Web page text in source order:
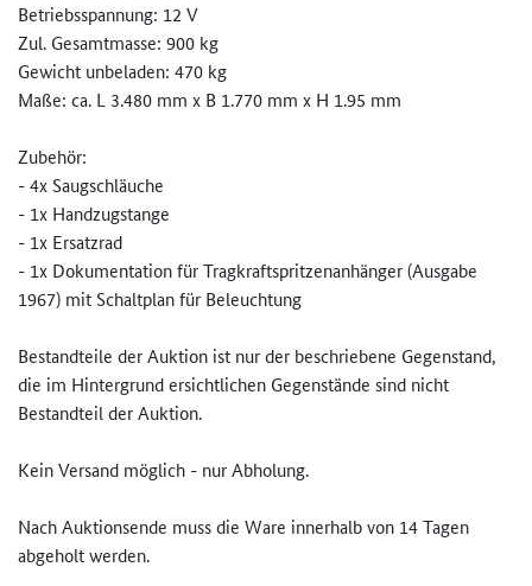
Betriebsspannung: 12 V
Zul. Gesamtmasse: 900 kg
Gewicht unbeladen: 470 kg
Maße: ca. L 3.480 mm x B 1.770 mm x H 1.95 mm
Zubehör:
- 4x Saugschläuche
- 1x Handzugstange
- 1x Ersatzrad
- 1x Dokumentation für Tragkraftspritzenanhänger (Ausgabe
1967) mit Schaltplan für Beleuchtung
Bestandteile der Auktion ist nur der beschriebene Gegenstand,
die im Hintergrund ersichtlichen Gegenstände sind nicht
Bestandteil der Auktion.
Kein Versand möglich - nur Abholung.
Nach Auktionsende muss die Ware innerhalb von 14 Tagen
abgeholt werden.